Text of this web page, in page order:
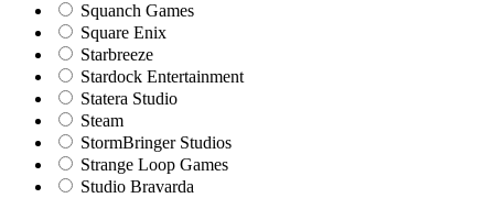
Squanch Games
Square Enix
Starbreeze
Stardock Entertainment
Statera Studio
Steam
StormBringer Studios
Strange Loop Games
Studio Bravarda